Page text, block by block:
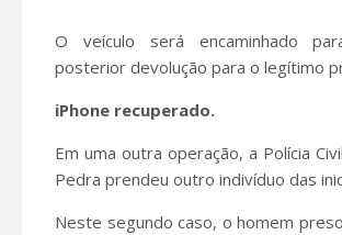
O veículo será encaminhado
posterior devolução para o legítimo
iPhone recuperado.
Em uma outra operação, a Polícia
Pedra prendeu outro indivíduo das
Neste segundo caso, o homem